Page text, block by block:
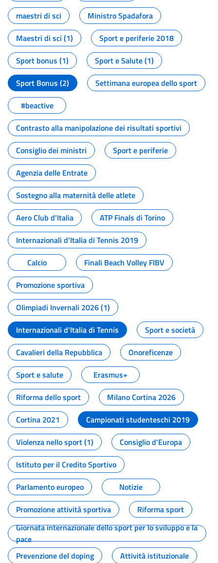
maestri di sci
Ministro Spadafora
Maestri di sci (1)
Sport e periferie 2018
Sport bonus (1)
Sport e Salute (1)
Sport Bonus (2)
Settimana europea dello sport
#beactive
Contrasto alla manipolazione dei risultati sportivi
Consiglio dei ministri
Sport e periferie
Agenzia delle Entrate
Sostegno alla maternità delle atlete
Aero Club d'Italia
ATP Finals di Torino
Internazionali d'Italia di Tennis 2019
Calcio
Finali Beach Volley FIBV
Promozione sportiva
Olimpiadi Invernali 2026 (1)
Internazionali d'Italia di Tennis
Sport e società
Cavalieri della Repubblica
Onoreficenze
Sport e salute
Erasmus+
Riforma dello sport
Milano Cortina 2026
Cortina 2021
Campionati studenteschi 2019
Violenza nello sport (1)
Consiglio d'Europa
Istituto per il Credito Sportivo
Parlamento europeo
Notizie
Promozione attività sportiva
Riforma sport
Giornata internazionale dello sport per lo sviluppo e la
pace
Prevenzione del doping
Attività istituzionale